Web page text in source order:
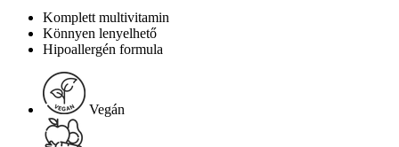
Komplett multivitamin
Könnyen lenyelhető
Hipoallergén formula
Vegán